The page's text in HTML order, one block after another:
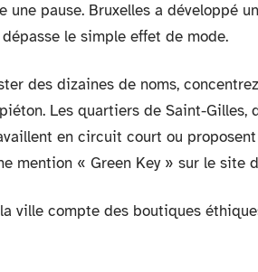
une pause. Bruxelles a développé
le simple effet de mode.
des dizaines de noms,
Les quartiers de Saint-Gilles,
en circuit court ou
mention « Green Key » sur le
ville compte des boutiques